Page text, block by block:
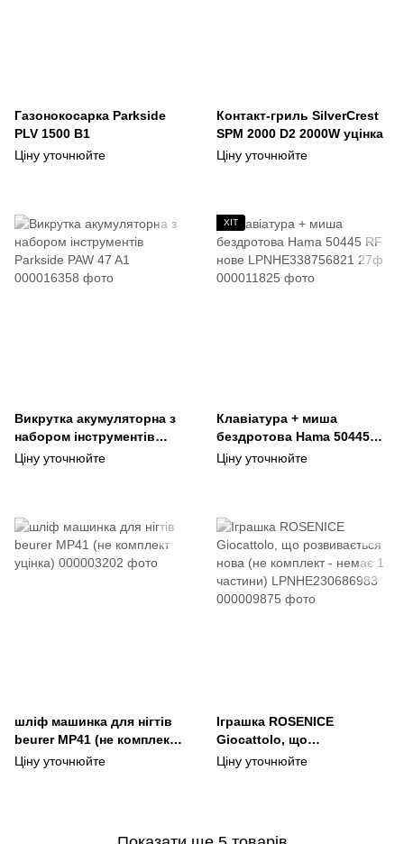
Газонокосарка Parkside
PLV 1500 B1
Ціну уточнюйте
Контакт-гриль SilverCrest
SPM 2000 D2 2000W уцінка
Ціну уточнюйте
Викрутка акумуляторна з
набором інструментів
Parkside PAW 47 A1
Ціну уточнюйте
ХІТ
Клавіатура + миша
бездротова Hama 50445
RF нове LPNHE338756821
Ціну уточнюйте
шліф машинка для нігтів
beurer MP41 (не комплект
уцінка)
Ціну уточнюйте
Іграшка ROSENICE
Giocattolo, що
розвивається нова (не
Ціну уточнюйте